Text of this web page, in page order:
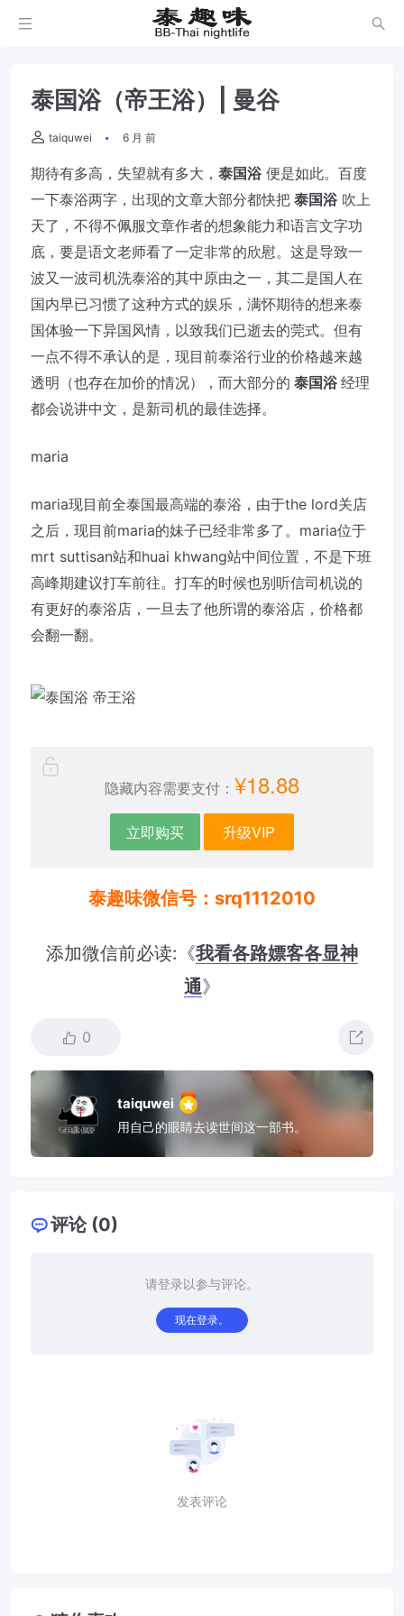
泰国浴（帝王浴）| 曼谷
taiquwei 6 月 前
期待有多高，失望就有多大， 泰国浴 便是如此。百度
一下泰浴两字，出现的文章大部分都快把 泰国浴 吹上
天了，不得不佩服文章作者的想象能力和语言文字功
底，要是语文老师看了一定非常的欣慰。这是导致一
波又一波司机洗泰浴的其中原由之一，其二是国人在
国内早已习惯了这种方式的娱乐，满怀期待的想来泰
国体验一下异国风情，以致我们已逝去的莞式。但有
一点不得不承认的是，现目前泰浴行业的价格越来越
透明（也存在加价的情况），而大部分的 泰国浴 经理
都会说讲中文，是新司机的最佳选择。
maria
maria现目前全泰国最高端的泰浴，由于the lord关店
之后，现目前maria的妹子已经非常多了。maria位于
mrt suttisan站和huai khwang站中间位置，不是下班
高峰期建议打车前往。打车的时候也别听信司机说的
有更好的泰浴店，一旦去了他所谓的泰浴店，价格都
会翻一翻。
隐藏内容需要支付： ¥18.88
立即购买 升级VIP
泰趣味微信号：srq1112010
添加微信前必读:《我看各路嫖客各显神
通》
0
taiquwei
用自己的眼睛去读世间这一部书。
评论 (0)
请登录以参与评论。
现在登录。
发表评论